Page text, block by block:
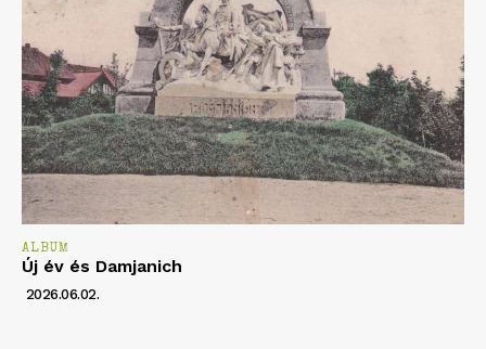
ALBUM
Új év és Damjanich
2026.06.02.